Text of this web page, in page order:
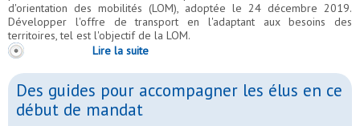
d'orientation des mobilités (LOM), adoptée le 24 décembre 2019.
Développer l'offre de transport en l'adaptant aux besoins des
territoires, tel est l'objectif de la LOM.
Lire la suite
Des guides pour accompagner les élus en ce
début de mandat